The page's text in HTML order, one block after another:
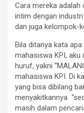
Cara mereka adalah
intim dengan
dan juga kelompok-
Bila ditanya kata
mahasiswa KPI, aku
huruf, yakni
mahasiswa KPI. Di
yang bisa dibilang
menyakitkannya
masih dalam